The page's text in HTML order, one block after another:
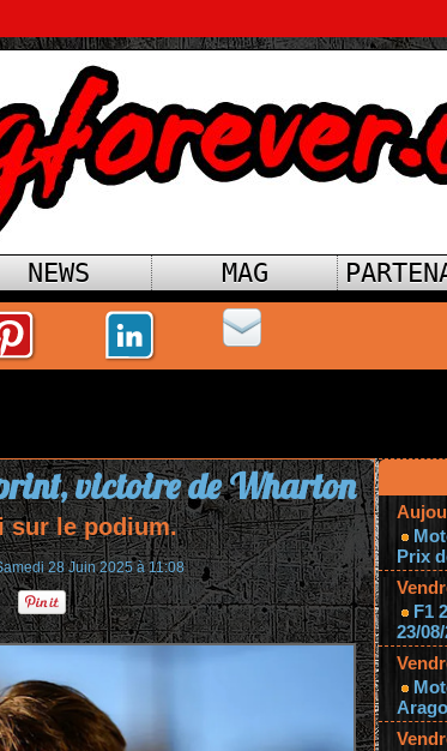
NEWS MAG
victoire de Wharton
sur le podium.
28 Juin 2025 à 11:08
Prix
F1
23/